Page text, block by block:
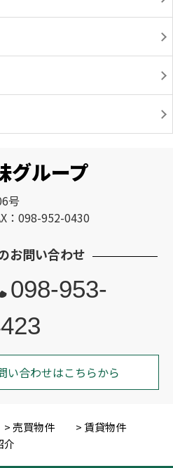
グループ
号
：098-952-0430
お問い合わせ
098-953-
い合わせはこちらから
売買物件
賃貸物件
介